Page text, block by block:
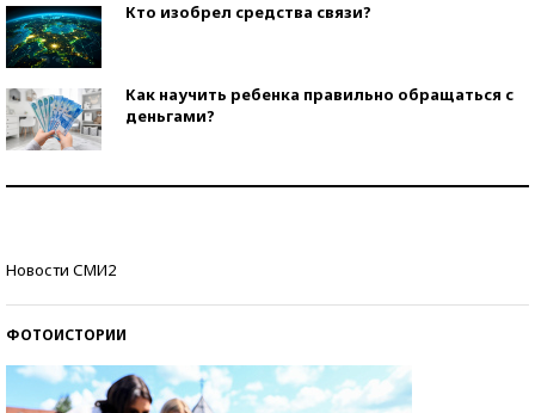
Кто изобрел средства связи?
Как научить ребенка правильно обращаться с
деньгами?
Новости СМИ2
ФОТОИСТОРИИ